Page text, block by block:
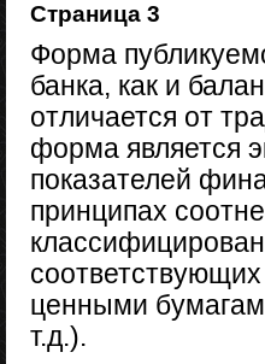
Страница 3
Форма
банка, как и
отличается от
форма является
показателей
принципах
ценными
т.д.).